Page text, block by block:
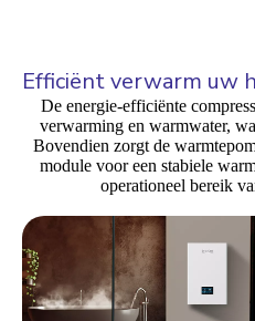
Efficiënt verwarm uw
De energie-efficiënte
verwarming en warmwater,
Bovendien zorgt de
module voor een stabiele
operationeel bereik